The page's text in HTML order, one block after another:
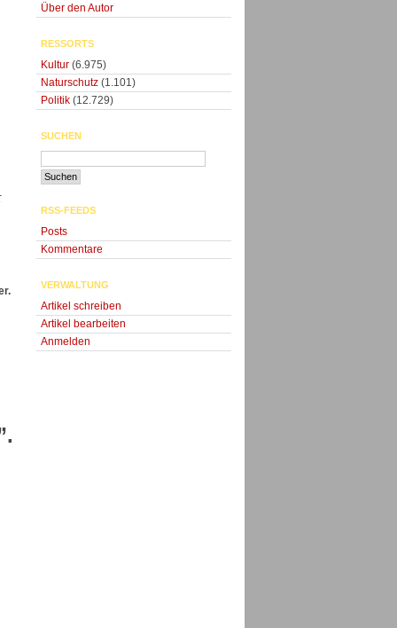
Über den Autor
RESSORTS
Kultur (6.975)
Naturschutz (1.101)
Politik (12.729)
SUCHEN
RSS-FEEDS
Posts
Kommentare
VERWALTUNG
Artikel schreiben
Artikel bearbeiten
Anmelden